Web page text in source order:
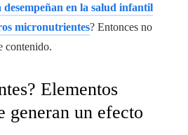
desempeñan en la salud infantil
micronutrientes? Entonces no
contenido.
Elementos
generan un efecto